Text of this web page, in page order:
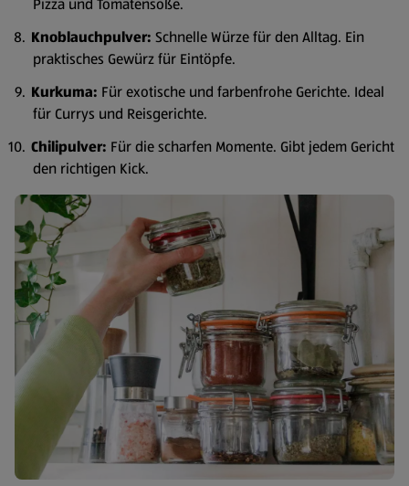
Knoblauchpulver: Schnelle Würze für den Alltag. Ein
praktisches Gewürz für Eintöpfe.
Kurkuma: Für exotische und farbenfrohe Gerichte. Ideal
für Currys und Reisgerichte.
Chilipulver: Für die scharfen Momente. Gibt jedem Gericht
den richtigen Kick.